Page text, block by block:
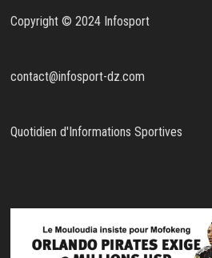
Copyright © 2024 Infosport
contact@infosport-dz.com
Quotidien d'Informations Sportives